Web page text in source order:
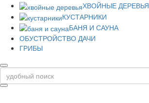
ХВОЙНЫЕ ДЕРЕВЬЯ
КУСТАРНИКИ
БАНЯ И САУНА
ОБУСТРОЙСТВО ДАЧИ
ГРИБЫ